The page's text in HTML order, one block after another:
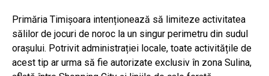
Primăria Timișoara intenționează să limiteze activitatea
sălilor de jocuri de noroc la un singur perimetru din sudul
orașului. Potrivit administrației locale, toate activitățile de
acest tip ar urma să fie autorizate exclusiv în zona Sulina,